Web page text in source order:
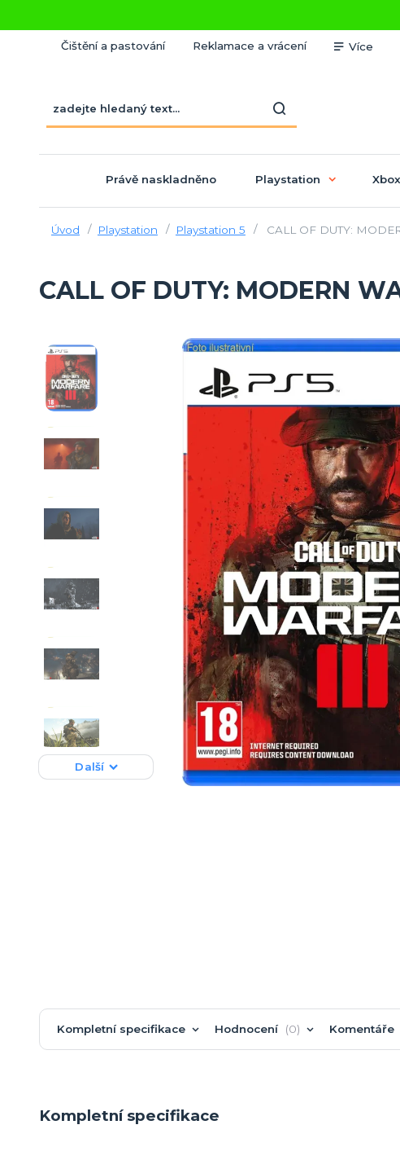
Čištění a pastování Reklamace a vrácení Více
Právě naskladněno Playstation Xbox
Úvod Playstation Playstation 5 CALL OF DUTY:
CALL OF DUTY: MODERN
Další
Kompletní specifikace Hodnocení 0 Komentáře
Kompletní specifikace